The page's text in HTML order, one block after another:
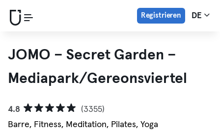
Registrieren DE
JOMO – Secret Garden –
Mediapark/Gereonsviertel
4.8
(3355)
Barre, Fitness, Meditation, Pilates, Yoga